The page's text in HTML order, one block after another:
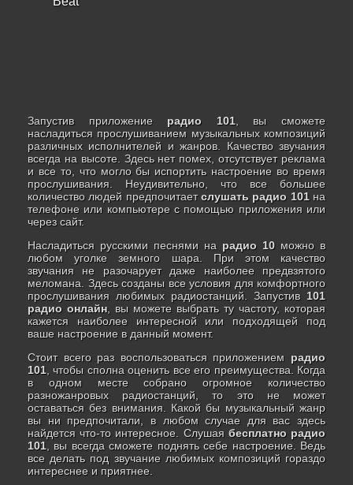
Запустив приложение радио 101, вы сможете
насладиться прослушиванием музыкальных композиций
различных исполнителей и жанров. Качество звучания
всегда на высоте. Здесь нет помех, отсутствует реклама
и все то, что могло бы испортить настроение во время
прослушивания. Неудивительно, что все большее
количество людей предпочитаетслушать радио 101на
телефоне или компьютере с помощью приложения или
через сайт.
Насладиться русскими песнями на радио 10 можно в
любом уголке земного шара. При этом качество
звучания не разочарует даже наиболее предвзятого
меломана. Здесь созданы все условия для комфортного
прослушивания любимых радиостанций. Запустив 101
радио онлайн, вы можете выбрать ту частоту, которая
кажется наиболее интересной или подходящей под
ваше настроение в данный момент.
Стоит всего раз воспользоваться приложением радио
101 , чтобы сполна оценить все его преимущества. Когда
в одном месте собрано огромное количество
разножанровых радиостанций, то это не может
оставаться без внимания. Какой бы музыкальный жанр
вы ни предпочитали, в любом случае для вас здесь
найдется что-то интересное. Слушая бесплатно радио
101 , вы всегда сможете поднять себе настроение. Ведь
все делать под звучание любимых композиций гораздо
интереснее и приятнее.